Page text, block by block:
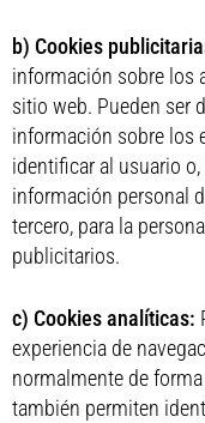
b) Cookies
información sobre los
sitio web. Pueden ser
información sobre los
identificar al usuario
información personal
tercero, para la
publicitarios.
c) Cookies analíticas:
experiencia de
normalmente de
también permiten